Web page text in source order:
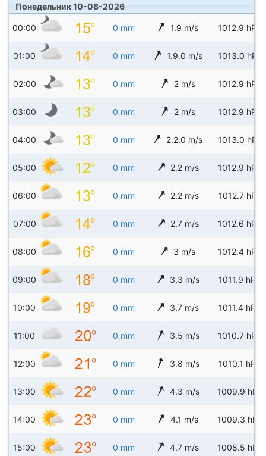
Понедельник 10-08-2026
00:00 0 mm 1.9 m/s 1012.9 hPa
01:00 0 mm 1.9.0 m/s 1013.0 hPa
02:00 0 mm 2 m/s 1012.9 hPa
03:00 0 mm 2 m/s 1012.9 hPa
04:00 0 mm 2.2.0 m/s 1013.0 hPa
05:00 0 mm 2.2 m/s 1012.9 hPa
06:00 0 mm 2.2 m/s 1012.7 hPa
07:00 0 mm 2.7 m/s 1012.6 hPa
08:00 0 mm 3 m/s 1012.4 hPa
09:00 0 mm 3.3 m/s 1011.9 hPa
10:00 0 mm 3.7 m/s 1011.4 hPa
11:00 0 mm 3.5 m/s 1010.7 hPa
12:00 0 mm 3.8 m/s 1010.1 hPa
13:00 0 mm 4.3 m/s 1009.9 hPa
14:00 0 mm 4.1 m/s 1009.3 hPa
15:00 0 mm 4.7 m/s 1008.5 hPa